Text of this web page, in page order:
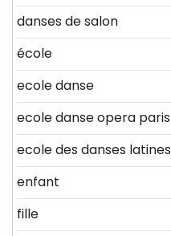
danses de salon
école
ecole danse
ecole danse opera paris
ecole des danses latines
enfant
fille